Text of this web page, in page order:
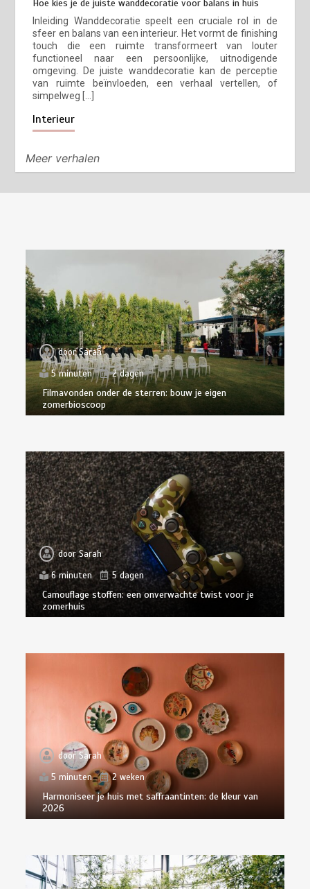
Hoe kies je de juiste wanddecoratie voor balans in huis
Inleiding Wanddecoratie speelt een cruciale rol in de
sfeer en balans van een interieur. Het vormt de finishing
touch die een ruimte transformeert van louter
functioneel naar een persoonlijke, uitnodigende
omgeving. De juiste wanddecoratie kan de perceptie
van ruimte beïnvloeden, een verhaal vertellen, of
simpelweg […]
Interieur
Meer verhalen
doorSarah
5 minuten
2 dagen
Filmavonden onder de sterren: bouw je eigen
zomerbioscoop
doorSarah
6 minuten
5 dagen
Camouflage stoffen: een onverwachte twist voor je
zomerhuis
doorSarah
5 minuten
2 weken
Harmoniseer je huis met saffraantinten: de kleur van
2026